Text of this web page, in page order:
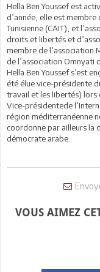
Hella Ben Youssef est
d’année, elle est
Tunisienne (CAIT), et
droits et libertés et
membre de l’association
de l’association Omnyati
Hella Ben Youssef s’est
été élue vice-présidente
travail et les libertés) lors
Vice-présidentede
région méditerranéenne
coordonne par ailleurs la
démocrate arabe.
VOUS AIMEZ